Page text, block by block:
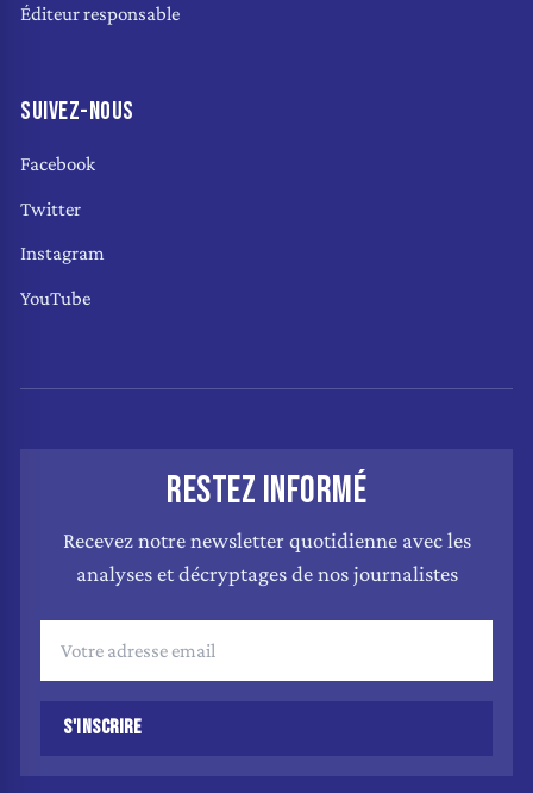
Éditeur responsable
SUIVEZ-NOUS
Facebook
Twitter
Instagram
YouTube
RESTEZ INFORMÉ
Recevez notre newsletter quotidienne avec les
analyses et décryptages de nos journalistes
S'INSCRIRE